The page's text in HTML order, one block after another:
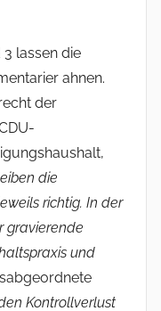
lassen die
ahnen.
der
die
richtig. In der
gravierende
und
Kontrollverlust